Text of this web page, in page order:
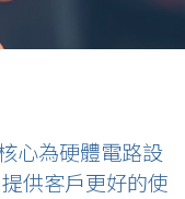
心為硬體電路設
供客戶更好的使